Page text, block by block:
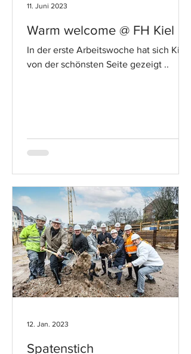
Warm welcome @ FH Kiel
In der erste Arbeitswoche hat sich Kiel
von der schönsten Seite gezeigt ..
11. Juni 2023
Spatenstich
12. Jan. 2023